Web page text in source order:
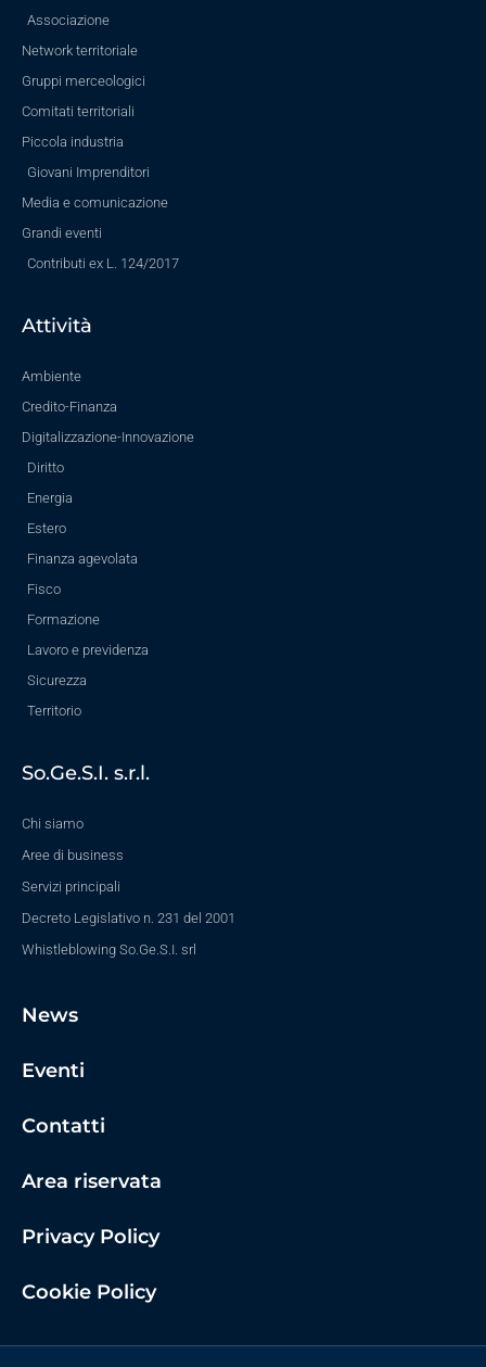
Associazione
Network territoriale
Gruppi merceologici
Comitati territoriali
Piccola industria
Giovani Imprenditori
Media e comunicazione
Grandi eventi
Contributi ex L. 124/2017
Attività
Ambiente
Credito-Finanza
Digitalizzazione-Innovazione
Diritto
Energia
Estero
Finanza agevolata
Fisco
Formazione
Lavoro e previdenza
Sicurezza
Territorio
So.Ge.S.I. s.r.l.
Chi siamo
Aree di business
Servizi principali
Decreto Legislativo n. 231 del 2001
Whistleblowing So.Ge.S.I. srl
News
Eventi
Contatti
Area riservata
Privacy Policy
Cookie Policy